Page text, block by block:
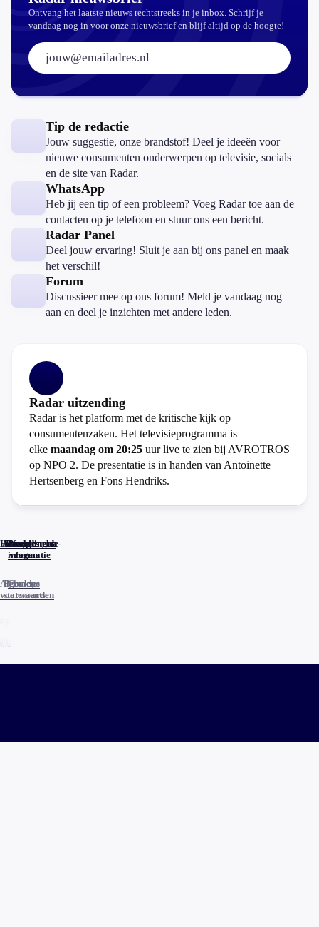
Ontvang het laatste nieuws rechtstreeks in je inbox. Schrijf je
vandaag nog in voor onze nieuwsbrief en blijf altijd op de hoogte!
E-mailadres:
Tip de redactie
Jouw suggestie, onze brandstof! Deel je ideeën voor
nieuwe consumenten onderwerpen op televisie, socials
en de site van Radar.
WhatsApp
Heb jij een tip of een probleem? Voeg Radar toe aan de
contacten op je telefoon en stuur ons een bericht.
Radar Panel
Deel jouw ervaring! Sluit je aan bij ons panel en maak
het verschil!
Forum
Discussieer mee op ons forum! Meld je vandaag nog
aan en deel je inzichten met andere leden.
Radar uitzending
Radar is het platform met de kritische kijk op
consumentenzaken. Het televisieprogramma is
elke maandag om 20:25 uur live te zien bij AVROTROS
op NPO 2. De presentatie is in handen van Antoinette
Hertsenberg en Fons Hendriks.
Home
Actueel
Uitzendingen
Reacties
Programma-
informatie
Veelgestelde
vragen
Algemene
voorwaarden
Privacy
statements
Cookies